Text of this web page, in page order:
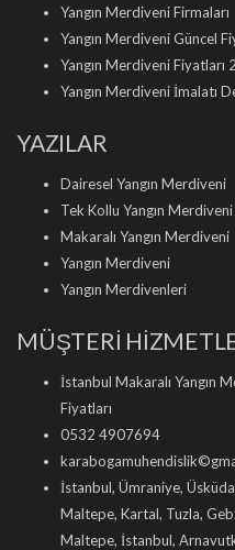
Yangın Merdiveni Firmaları
Yangın Merdiveni Güncel
Yangın Merdiveni
Yangın Merdiveni İmalatı
YAZILAR
Dairesel Yangın Merdiveni
Tek Kollu Yangın Merdiveni
Makaralı Yangın Merdiveni
Yangın Merdiveni
Yangın Merdivenleri
MÜŞTERİ
İstanbul Makaralı Yangın
Fiyatları
0532 4907694
İstanbul, Ümraniye,
Maltepe, Kartal, Tuzla,
Maltepe, İstanbul,